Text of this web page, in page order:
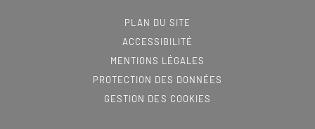
PLAN DU SITE
ACCESSIBILITÉ
MENTIONS LÉGALES
PROTECTION DES DONNÉES
GESTION DES COOKIES